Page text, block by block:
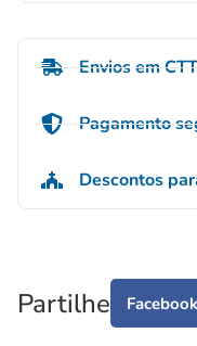
Envios em
Pagamento
Descontos
Partilhe Facebook